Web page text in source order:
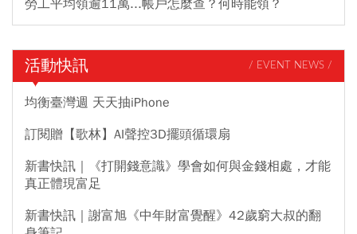
勞工平均領逾11萬...帳戶怎麼查？何時能領？
活動快訊 / EVENT NEWS /
均衡臺灣週 天天抽iPhone
訂閱贈【歌林】AI聲控3D擺頭循環扇
新書快訊｜《打開錢意識》學會如何與金錢相處，才能
真正體現富足
新書快訊｜謝富旭《中年財富覺醒》42歲窮大叔的翻